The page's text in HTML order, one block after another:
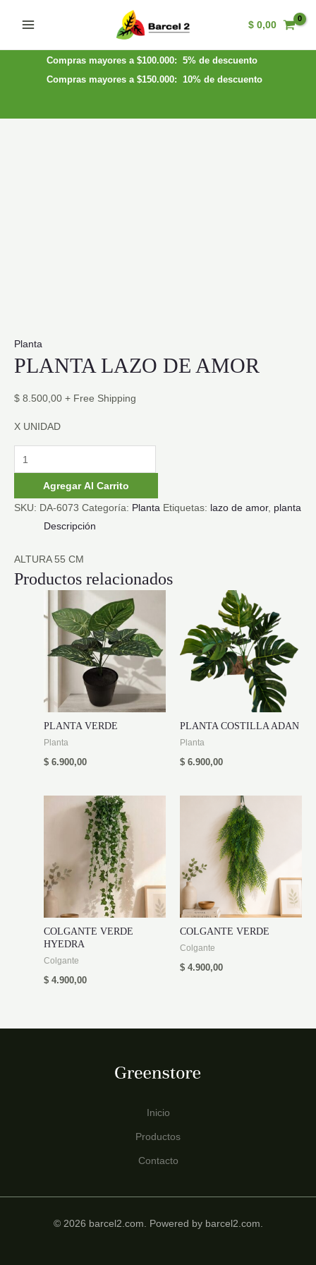
Menu
$ 0,00
Compras mayores a $100.000: 5% de descuento
Compras mayores a $150.000: 10% de descuento
Planta
PLANTA LAZO DE AMOR
$ 8.500,00 + Free Shipping
X UNIDAD
PLANTA
LAZO
AMOR
cantidad
Agregar Al Carrito
SKU: DA-6073 Categoría: Planta Etiquetas: lazo de amor, planta
Descripción
ALTURA 55 CM
Productos relacionados
PLANTA VERDE
Planta
$ 6.900,00
PLANTA COSTILLA ADAN
Planta
$ 6.900,00
COLGANTE VERDE
HYEDRA
Colgante
$ 4.900,00
COLGANTE VERDE
Colgante
$ 4.900,00
Inicio
Productos
Contacto
© 2026 barcel2.com. Powered by barcel2.com.